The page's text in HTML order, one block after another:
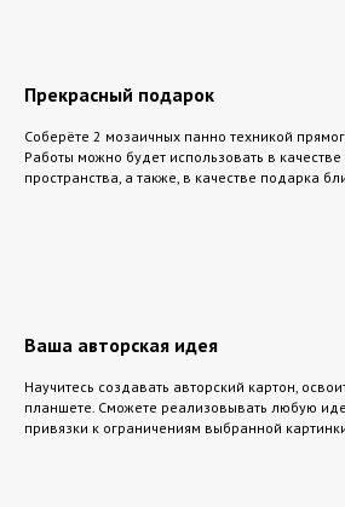
Прекрасный подарок
Соберёте 2 мозаичных панно техникой
Работы можно будет использовать в
пространства, а также, в качестве подарка
Ваша авторская идея
Научитесь создавать авторский картон,
планшете. Сможете реализовывать любую
привязки к ограничениям выбранной